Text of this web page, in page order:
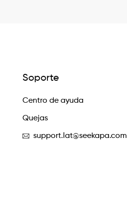
Soporte
Centro de ayuda
Quejas
support.lat@seekapa.com